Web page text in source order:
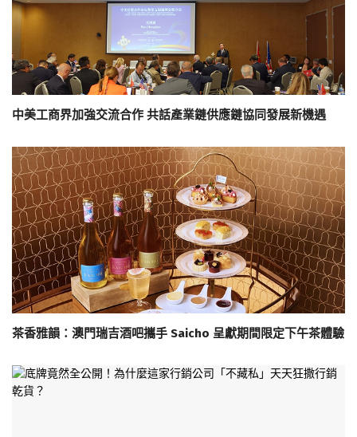
中美工商界加強交流合作 共話產業鏈供應鏈協同發展新機遇
茶香雅韻：澳門瑞吉酒吧攜手 Saicho 呈獻期間限定下午茶體驗